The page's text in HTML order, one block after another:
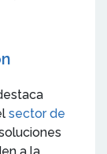
sector de
a la